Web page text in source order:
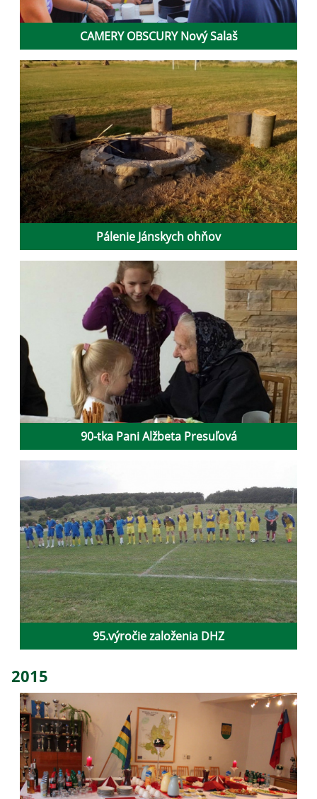
CAMERY OBSCURY Nový Salaš
Pálenie Jánskych ohňov
90-tka Pani Alžbeta Presuľová
95.výročie založenia DHZ
2015